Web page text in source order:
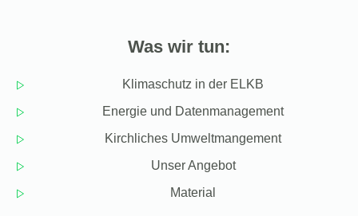
Was wir tun:
Klimaschutz in der ELKB
Energie und Datenmanagement
Kirchliches Umweltmangement
Unser Angebot
Material